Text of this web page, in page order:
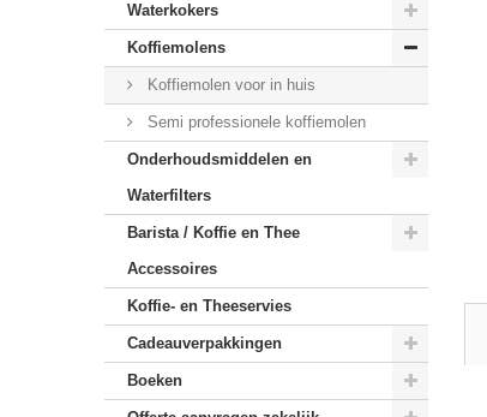
Waterkokers
Koffiemolens
Koffiemolen voor in huis
Semi professionele koffiemolen
Onderhoudsmiddelen en
Waterfilters
Barista / Koffie en Thee
Accessoires
Koffie- en Theeservies
Cadeauverpakkingen
Boeken